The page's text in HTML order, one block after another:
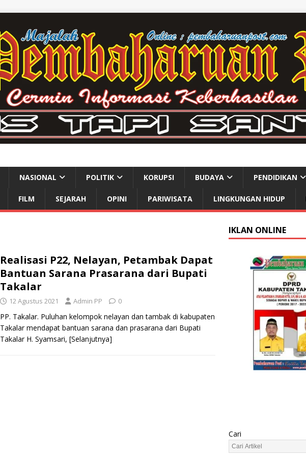
NASIONAL POLITIK KORUPSI BUDAYA PENDIDIKAN
FILM SEJARAH OPINI PARIWISATA LINGKUNGAN HIDUP
Realisasi P22, Nelayan, Petambak Dapat
Bantuan Sarana Prasarana dari Bupati
Takalar
12 Agustus 2021 Admin PP 0
PP. Takalar. Puluhan kelompok nelayan dan tambak di kabupaten
Takalar mendapat bantuan sarana dan prasarana dari Bupati
Takalar H. Syamsari, [Selanjutnya]
IKLAN ONLINE
Cari